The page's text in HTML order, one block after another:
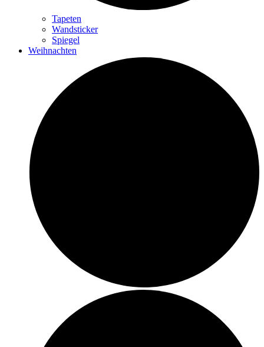
Tapeten
Wandsticker
Spiegel
Weihnachten